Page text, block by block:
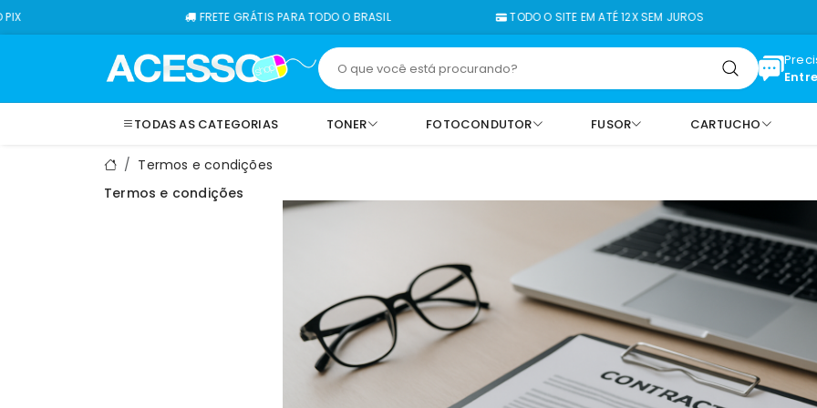
FRETE GRÁTIS PARA TODO O BRASIL TODO O SITE EM ATÉ 12X SEM JUROS
TODAS AS CATEGORIAS TONER FOTOCONDUTOR FUSOR CARTUCHO
Termos e condições
Termos e condições